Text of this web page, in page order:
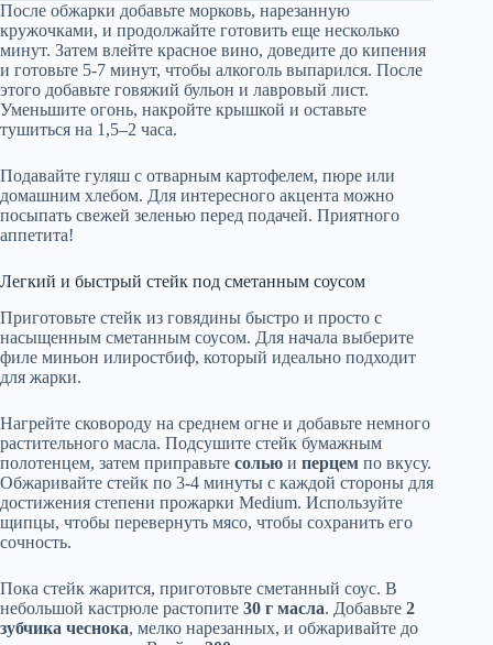
После обжарки добавьте морковь, нарезанную
кружочками, и продолжайте готовить еще несколько
минут. Затем влейте красное вино, доведите до кипения
и готовьте 5-7 минут, чтобы алкоголь выпарился. После
этого добавьте говяжий бульон и лавровый лист.
Уменьшите огонь, накройте крышкой и оставьте
тушиться на 1,5–2 часа.
Подавайте гуляш с отварным картофелем, пюре или
домашним хлебом. Для интересного акцента можно
посыпать свежей зеленью перед подачей. Приятного
аппетита!
Легкий и быстрый стейк под сметанным соусом
Приготовьте стейк из говядины быстро и просто с
насыщенным сметанным соусом. Для начала выберите
филе миньон илиростбиф, который идеально подходит
для жарки.
Нагрейте сковороду на среднем огне и добавьте немного
растительного масла. Подсушите стейк бумажным
полотенцем, затем приправьте солью и перцем по вкусу.
Обжаривайте стейк по 3-4 минуты с каждой стороны для
достижения степени прожарки Medium. Используйте
щипцы, чтобы перевернуть мясо, чтобы сохранить его
сочность.
Пока стейк жарится, приготовьте сметанный соус. В
небольшой кастрюле растопите 30 г масла. Добавьте 2
зубчика чеснока, мелко нарезанных, и обжаривайте до